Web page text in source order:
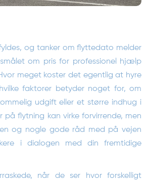
og tanker om flyttedato melder
om pris for professionel hjælp
meget koster det egentlig at hyre
faktorer betyder noget for, om
udgift eller et større indhug i
på flytning kan virke forvirrende, men
og nogle gode råd med på vejen
i dialogen med din fremtidige
når de ser hvor forskelligt